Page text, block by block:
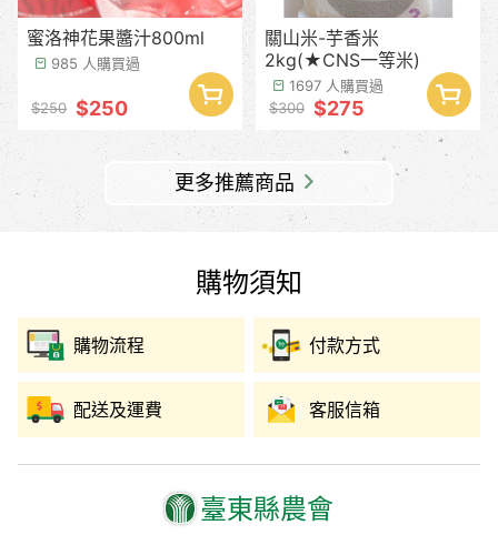
蜜洛神花果醬汁800ml
985 人購買過
$250 $250
關山米-芋香米
2kg(★CNS一等米)
1697 人購買過
$300 $275
更多推薦商品
臺東縣農會
購物須知
購物流程 付款方式
配送及運費 客服信箱